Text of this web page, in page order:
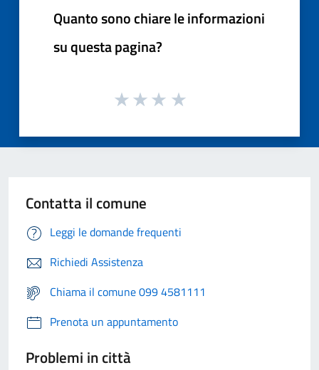
Quanto sono chiare le informazioni
su questa pagina?
Contatta il comune
Leggi le domande frequenti
Richiedi Assistenza
Chiama il comune 099 4581111
Prenota un appuntamento
Problemi in città